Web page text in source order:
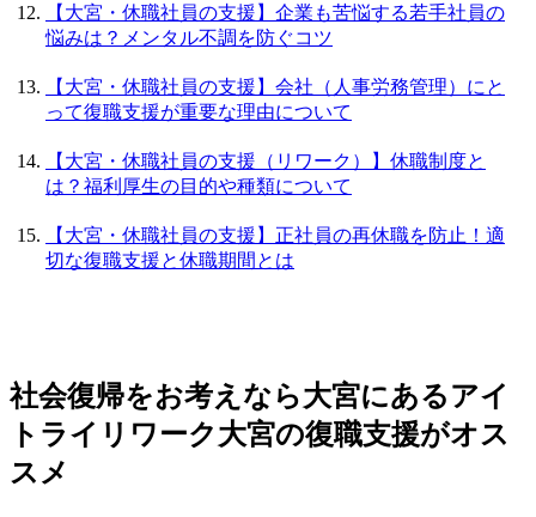
【大宮・休職社員の支援】企業も苦悩する若手社員の
悩みは？メンタル不調を防ぐコツ
【大宮・休職社員の支援】会社（人事労務管理）にと
って復職支援が重要な理由について
【大宮・休職社員の支援（リワーク）】休職制度と
は？福利厚生の目的や種類について
【大宮・休職社員の支援】正社員の再休職を防止！適
切な復職支援と休職期間とは
社会復帰をお考えなら大宮にあるアイ
トライリワーク大宮の復職支援がオス
スメ